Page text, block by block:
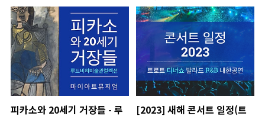
피카소와 20세기 거장들 - 루
[2023] 새해 콘서트 일정(트